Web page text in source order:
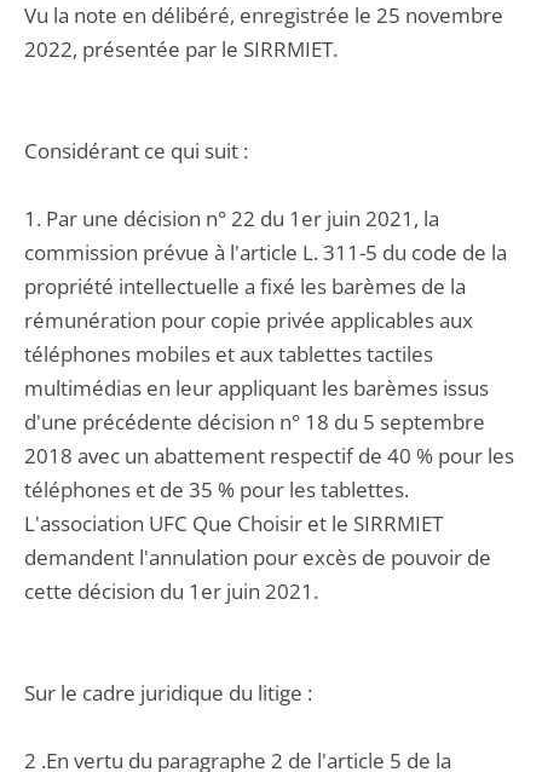
Vu la note en délibéré, enregistrée le 25 novembre
2022, présentée par le SIRRMIET.
Considérant ce qui suit :
1. Par une décision n° 22 du 1er juin 2021, la
commission prévue à l'article L. 311-5 du code de la
propriété intellectuelle a fixé les barèmes de la
rémunération pour copie privée applicables aux
téléphones mobiles et aux tablettes tactiles
multimédias en leur appliquant les barèmes issus
d'une précédente décision n° 18 du 5 septembre
2018 avec un abattement respectif de 40 % pour les
téléphones et de 35 % pour les tablettes.
L'association UFC Que Choisir et le SIRRMIET
demandent l'annulation pour excès de pouvoir de
cette décision du 1er juin 2021.
Sur le cadre juridique du litige :
2 .En vertu du paragraphe 2 de l'article 5 de la